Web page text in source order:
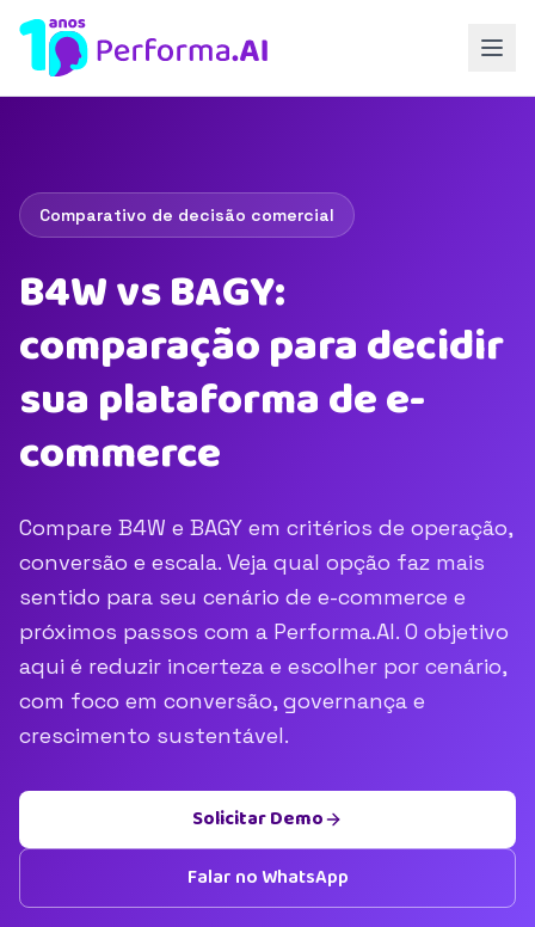
Comparativo de decisão comercial
B4W vs BAGY:
comparação para decidir
sua plataforma de e-
commerce
Compare B4W e BAGY em critérios de operação,
conversão e escala. Veja qual opção faz mais
sentido para seu cenário de e-commerce e
próximos passos com a Performa.AI. O objetivo
aqui é reduzir incerteza e escolher por cenário,
com foco em conversão, governança e
crescimento sustentável.
Solicitar Demo
Falar no WhatsApp